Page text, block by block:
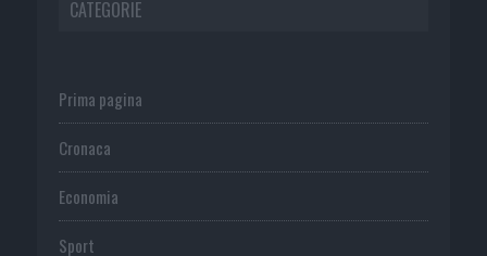
CATEGORIE
Prima pagina
Cronaca
Economia
Sport